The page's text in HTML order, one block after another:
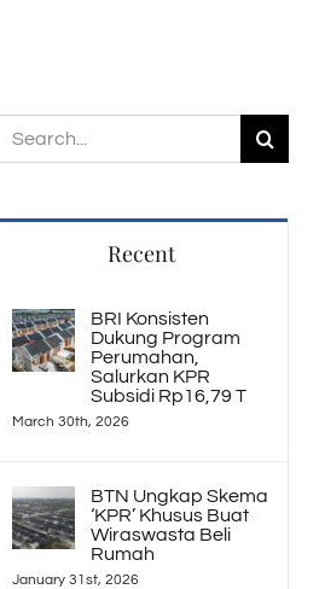
Search
Recent
BRI Konsisten
Dukung Program
Perumahan,
Salurkan KPR
Subsidi Rp16,79 T
March 30th, 2026
BTN Ungkap Skema
‘KPR’ Khusus Buat
Wiraswasta Beli
Rumah
January 31st, 2026